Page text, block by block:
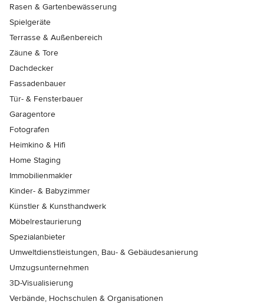
Rasen & Gartenbewässerung
Spielgeräte
Terrasse & Außenbereich
Zäune & Tore
Dachdecker
Fassadenbauer
Tür- & Fensterbauer
Garagentore
Fotografen
Heimkino & Hifi
Home Staging
Immobilienmakler
Kinder- & Babyzimmer
Künstler & Kunsthandwerk
Möbelrestaurierung
Spezialanbieter
Umweltdienstleistungen, Bau- & Gebäudesanierung
Umzugsunternehmen
3D-Visualisierung
Verbände, Hochschulen & Organisationen